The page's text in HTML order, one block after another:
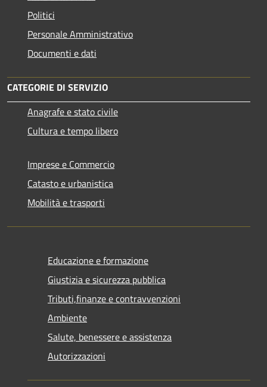
Politici
Personale Amministrativo
Documenti e dati
CATEGORIE DI SERVIZIO
Anagrafe e stato civile
Cultura e tempo libero
Imprese e Commercio
Catasto e urbanistica
Mobilità e trasporti
Educazione e formazione
Giustizia e sicurezza pubblica
Tributi,finanze e contravvenzioni
Ambiente
Salute, benessere e assistenza
Autorizzazioni